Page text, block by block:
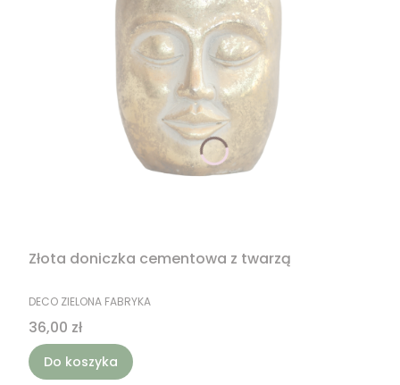
Złota doniczka cementowa z twarzą
PRODUCENT
DECO ZIELONA FABRYKA
Cena
36,00 zł
Do koszyka